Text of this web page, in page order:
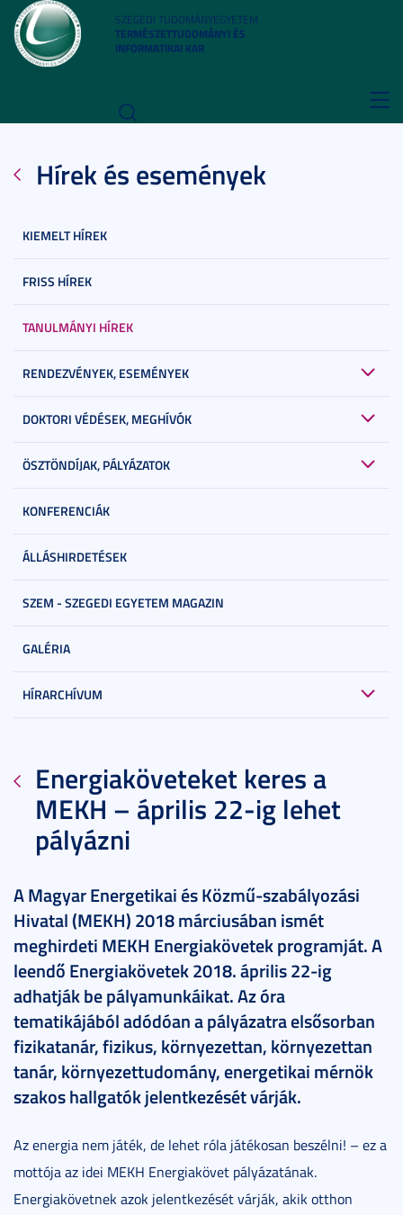
SZEGEDI TUDOMÁNYEGYETEM
TERMÉSZETTUDOMÁNYI ÉS
INFORMATIKAI KAR
Hírek és események
KIEMELT HÍREK
FRISS HÍREK
TANULMÁNYI HÍREK
RENDEZVÉNYEK, ESEMÉNYEK
DOKTORI VÉDÉSEK, MEGHÍVÓK
ÖSZTÖNDÍJAK, PÁLYÁZATOK
KONFERENCIÁK
ÁLLÁSHIRDETÉSEK
SZEM - SZEGEDI EGYETEM MAGAZIN
GALÉRIA
HÍRARCHÍVUM
Energiaköveteket keres a
MEKH – április 22-ig lehet
pályázni
A Magyar Energetikai és Közmű-szabályozási
Hivatal (MEKH) 2018 márciusában ismét
meghirdeti MEKH Energiakövetek programját. A
leendő Energiakövetek 2018. április 22-ig
adhatják be pályamunkáikat. Az óra
tematikájából adódóan a pályázatra elsősorban
fizikatanár, fizikus, környezettan, környezettan
tanár, környezettudomány, energetikai mérnök
szakos hallgatók jelentkezését várják.
Az energia nem játék, de lehet róla játékosan beszélni! – ez a
mottója az idei MEKH Energiakövet pályázatának.
Energiakövetnek azok jelentkezését várják, akik otthon